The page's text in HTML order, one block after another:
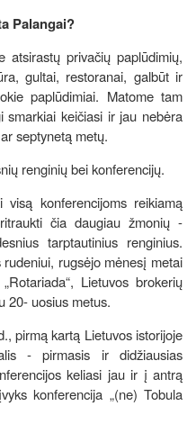
Palangai?
atsirastų privačių paplūdimių,
gultai, restoranai, galbūt ir
paplūdimiai. Matome tam
smarkiai keičiasi ir jau nebėra
septynetą metų.
renginių bei konferencijų.
konferencijoms reikiamą
čia daugiau žmonių -
tarptautinius renginius.
rugsėjo mėnesį metai
Lietuvos brokerių
20- uosius metus.
pirmą kartą Lietuvos istorijoje
- pirmasis ir didžiausias
keliasi jau ir į antrą
konferencija „(ne) Tobula